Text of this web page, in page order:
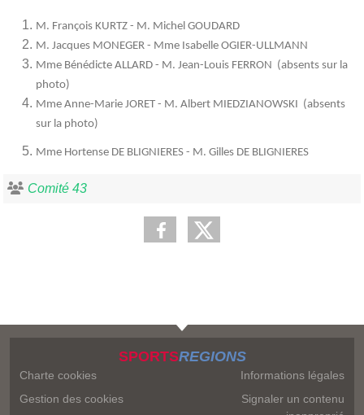
M. François KURTZ - M. Michel GOUDARD
M. Jacques MONEGER - Mme Isabelle OGIER-ULLMANN
Mme Bénédicte ALLARD - M. Jean-Louis FERRON (absents sur la
photo)
Mme Anne-Marie JORET - M. Albert MIEDZIANOWSKI (absents
sur la photo)
Mme Hortense DE BLIGNIERES - M. Gilles DE BLIGNIERES
Comité 43
SPORTSREGIONS
Charte cookies
Gestion des cookies
Informations légales
Signaler un contenu